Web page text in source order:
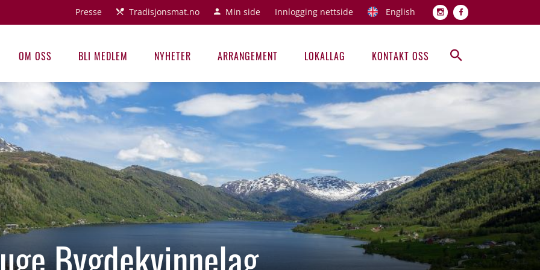
Topp
Presse Tradisjonsmat.no Min side Innlogging nettside English
Hovedmeny
OM OSS BLI MEDLEM NYHETER ARRANGEMENT LOKALLAG KONTAKT OSS
Bygdekvinnelag